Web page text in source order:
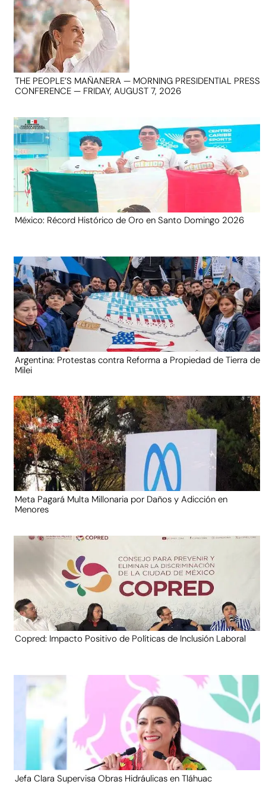
THE PEOPLE’S MAÑANERA — MORNING PRESIDENTIAL PRESS
CONFERENCE — FRIDAY, AUGUST 7, 2026
México: Récord Histórico de Oro en Santo Domingo 2026
Argentina: Protestas contra Reforma a Propiedad de Tierra de
Milei
Meta Pagará Multa Millonaria por Daños y Adicción en
Menores
Copred: Impacto Positivo de Políticas de Inclusión Laboral
Jefa Clara Supervisa Obras Hidráulicas en Tláhuac